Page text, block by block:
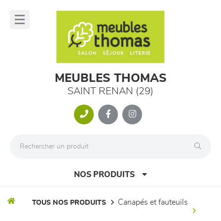
MEUBLES THOMAS
SAINT RENAN (29)
NOS PRODUITS
TOUS NOS PRODUITS canapés et fauteuils